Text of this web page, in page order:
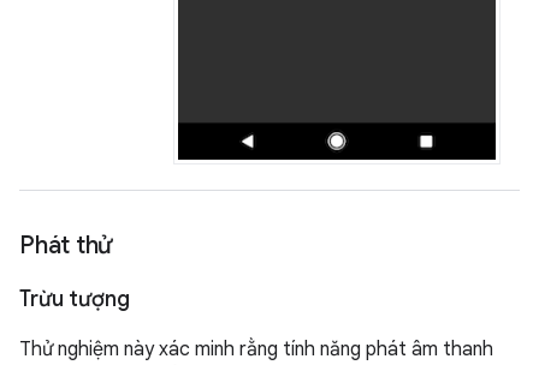
Phát thử
Trừu tượng
Thử nghiệm này xác minh rằng tính năng phát âm thanh